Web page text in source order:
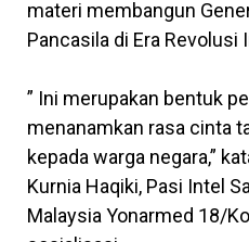
materi membangun
Pancasila di Era Revolusi
” Ini merupakan bentuk
menanamkan rasa cinta
kepada warga negara,”
Kurnia Haqiki, Pasi Intel
Malaysia Yonarmed 18/